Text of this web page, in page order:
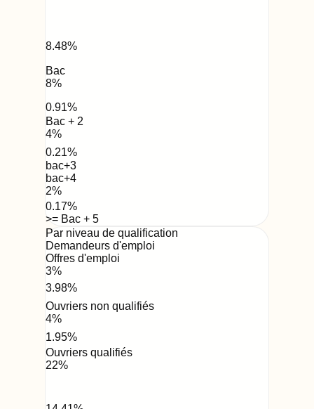
8.48%
Bac
8%
0.91%
Bac + 2
4%
0.21%
bac+3
bac+4
2%
0.17%
>= Bac + 5
Par niveau de qualification
Demandeurs d'emploi
Offres d'emploi
3%
3.98%
Ouvriers non qualifiés
4%
1.95%
Ouvriers qualifiés
22%